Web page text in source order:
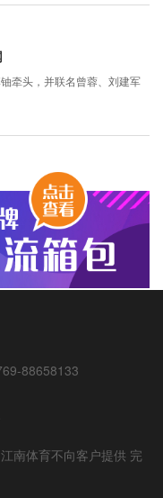
牵头，并联名曾蓉、刘建军
88658133
江南体育不向客户提供 完